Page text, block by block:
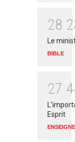
28 2
Le
BIBLE
27 4
Esprit